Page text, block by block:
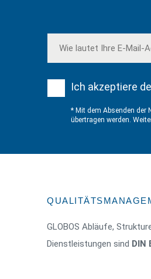
Ich akzeptiere
* Mit dem Absenden der
übertragen werden.
GLOBOS Abläufe,
Dienstleistungen sind DIN